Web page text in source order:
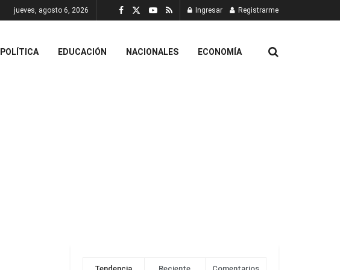
jueves, agosto 6, 2026 Ingresar Registrarme
POLÍTICA EDUCACIÓN NACIONALES ECONOMÍA